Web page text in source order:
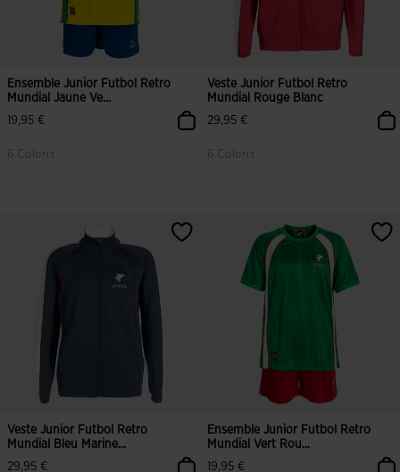
Ensemble Junior Futbol Retro
Mundial Jaune Ve...
19,95 €
6 Coloris
Veste Junior Futbol Retro
Mundial Rouge Blanc
29,95 €
6 Coloris
Veste Junior Futbol Retro
Mundial Bleu Marine...
29,95 €
Ensemble Junior Futbol Retro
Mundial Vert Rou...
19,95 €